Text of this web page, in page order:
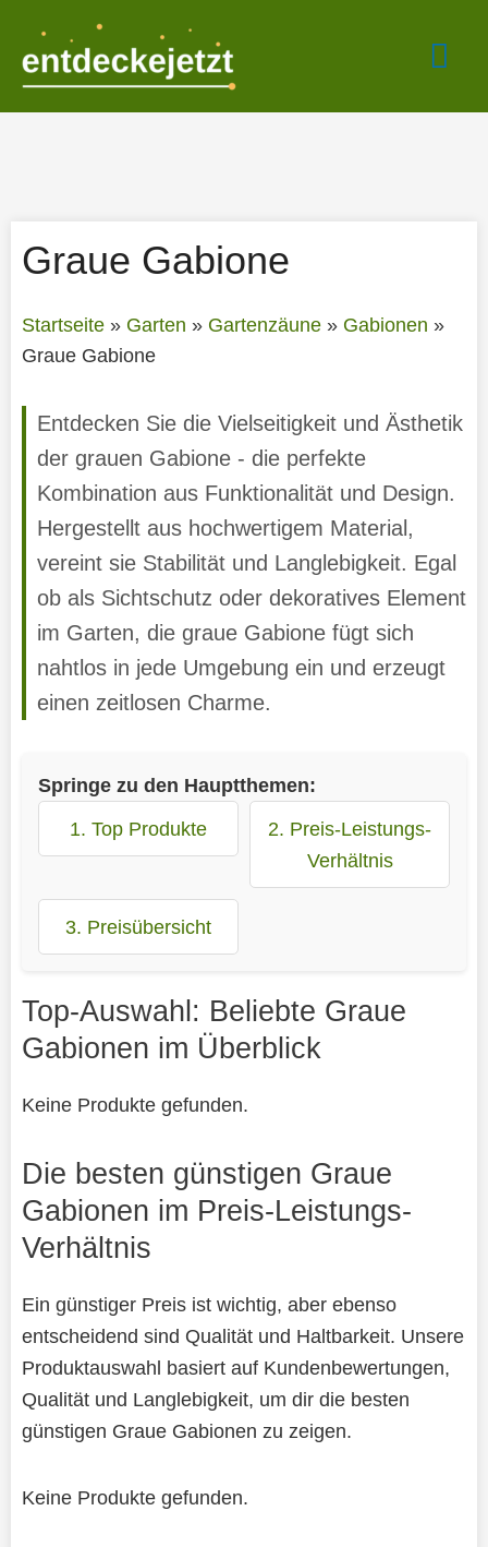
springen
Graue Gabione
Startseite» Garten » Gartenzäune» Gabionen »
Graue Gabione
Entdecken Sie die Vielseitigkeit und Ästhetik
der grauen Gabione - die perfekte
Kombination aus Funktionalität und Design.
Hergestellt aus hochwertigem Material,
vereint sie Stabilität und Langlebigkeit. Egal
ob als Sichtschutz oder dekoratives Element
im Garten, die graue Gabione fügt sich
nahtlos in jede Umgebung ein und erzeugt
einen zeitlosen Charme.
Springe zu den Hauptthemen:
1. Top Produkte
2. Preis-Leistungs-
Verhältnis
3. Preisübersicht
Top-Auswahl: Beliebte Graue
Gabionen im Überblick
Keine Produkte gefunden.
Die besten günstigen Graue
Gabionen im Preis-Leistungs-
Verhältnis
Ein günstiger Preis ist wichtig, aber ebenso
entscheidend sind Qualität und Haltbarkeit. Unsere
Produktauswahl basiert auf Kundenbewertungen,
Qualität und Langlebigkeit, um dir die besten
günstigen Graue Gabionen zu zeigen.
Keine Produkte gefunden.